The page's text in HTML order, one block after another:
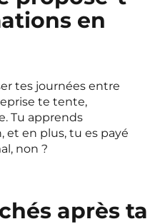
en
tes journées entre
te tente,
Tu apprends
et en plus, tu es payé
non ?
après ta